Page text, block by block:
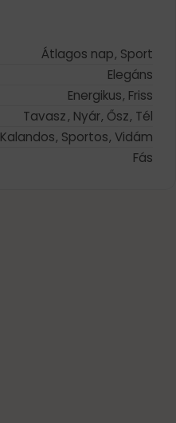
Átlagos nap, Sport
Elegáns
Energikus, Friss
Tavasz, Nyár, Ősz, Tél
Kalandos, Sportos, Vidám
Fás